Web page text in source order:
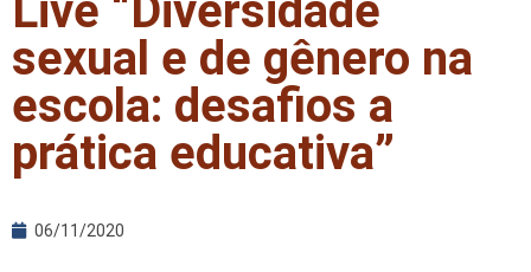
sexual e de gênero na
escola: desafios a
prática educativa”
06/11/2020